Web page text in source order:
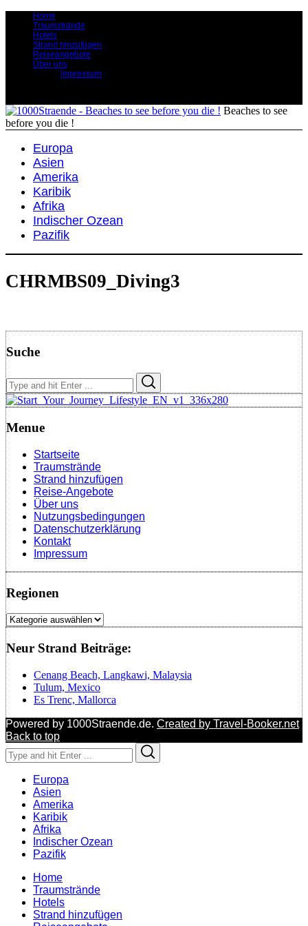
Home
Traumstrände
Hotels
Strand hinzufügen
Reiseangebote
Über uns
Impressum
Beaches to see
before you die !
Europa
Asien
Amerika
Karibik
Afrika
Indischer Ozean
Pazifik
CHRMBS09_Diving3
Suche
Search
for:
Menue
Startseite
Traumstrände
Strand hinzufügen
Reise-Angebote
Über uns
Nutzungsbedingungen
Datenschutzerklärung
Kontakt
Impressum
Regionen
Regionen
Neur Strand Beiträge:
Cenang Beach, Langkawi, Malaysia
Tulum, Mexico
Es Trenc, Mallorca
Powered by 1000Straende.de. Created by Travel-Booker.net
Back to top
Search
for:
Europa
Asien
Amerika
Karibik
Afrika
Indischer Ozean
Pazifik
Home
Traumstrände
Hotels
Strand hinzufügen